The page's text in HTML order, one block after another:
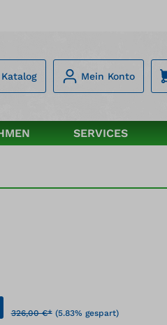
Katalog Mein Konto
SERVICES
326,00 €* (5.83% gespart)